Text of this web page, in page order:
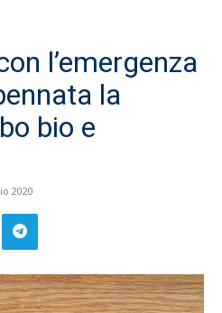
l’emergenza
la
bio e
2020